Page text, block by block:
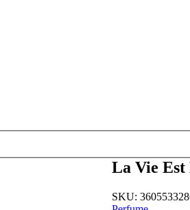
La Vie Est
SKU: